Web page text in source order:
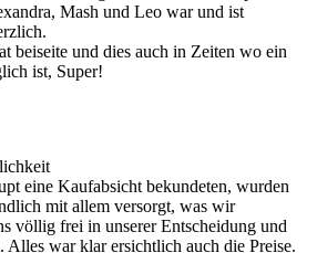
Mash und Leo war und ist
beiseite und dies auch in Zeiten wo ein
ist, Super!
eine Kaufabsicht bekundeten, wurden
mit allem versorgt, was wir
völlig frei in unserer Entscheidung und
Alles war klar ersichtlich auch die Preise.